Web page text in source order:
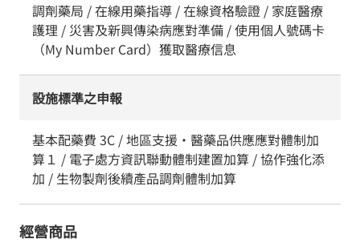
調劑藥局 / 在線用藥指導 / 在線資格驗證 / 家庭醫療
護理 / 災害及新興傳染病應對準備 / 使用個人號碼卡
（My Number Card）獲取醫療信息
設施標準之申報
基本配藥費 3C / 地區支援・醫藥品供應應對體制加
算１ / 電子處方資訊聯動體制建置加算 / 協作強化添
加 / 生物製劑後續產品調劑體制加算
經營商品